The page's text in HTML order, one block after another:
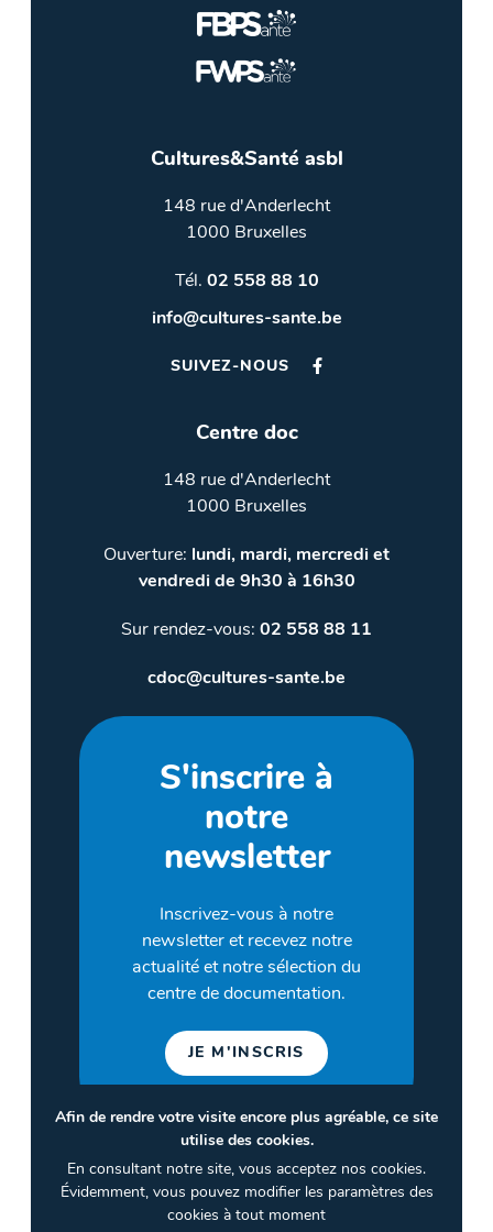
Cultures&Santé asbl
148 rue d'Anderlecht
1000 Bruxelles
Tél. 02 558 88 10
info@cultures-sante.be
SUIVEZ-NOUS
Centre doc
148 rue d'Anderlecht
1000 Bruxelles
Ouverture: lundi, mardi, mercredi et
vendredi de 9h30 à 16h30
Sur rendez-vous: 02 558 88 11
cdoc@cultures-sante.be
S'inscrire à
notre
newsletter
Inscrivez-vous à notre
newsletter et recevez notre
actualité et notre sélection du
centre de documentation.
JE M'INSCRIS
Termes et conditions
Politique de confidentialité
Afin de rendre votre visite encore plus agréable, ce site
utilise des cookies.
En consultant notre site, vous acceptez nos cookies.
Évidemment, vous pouvez modifier les paramètres des
cookies à tout moment